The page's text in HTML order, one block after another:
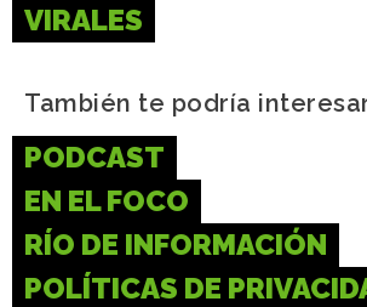
VIRALES
También te podría
PODCAST
EN EL FOCO
RÍO DE INFORMACIÓN
POLÍTICAS DE